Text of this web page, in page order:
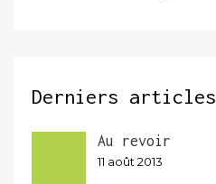
Derniers articles
Au revoir
11 août 2013